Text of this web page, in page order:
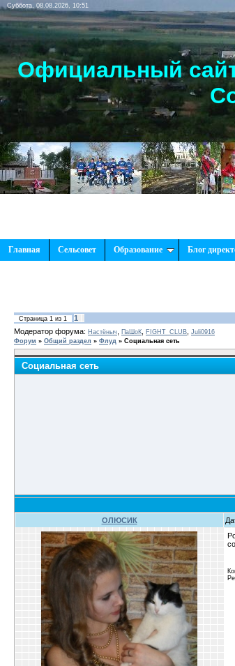
Суббота, 08.08.2026, 10:51
Официальный
Главная Сельсовет Образование Блог
Страница 1 из 1
1
Модератор форума: Настёныч , ПаШоК, FIGHT_CLUB, Juli0916
Форум » Общий раздел » Флуд » Социальная сеть
Социальная сеть
ОЛЮСИК